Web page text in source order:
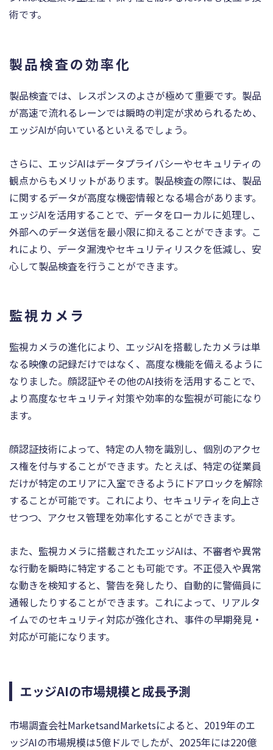
術です。
製品検査の効率化
製品検査では、レスポンスのよさが極めて重要です。製品
が高速で流れるレーンでは瞬時の判定が求められるため、
エッジAIが向いているといえるでしょう。
さらに、エッジAIはデータプライバシーやセキュリティの
観点からもメリットがあります。製品検査の際には、製品
に関するデータが高度な機密情報となる場合があります。
エッジAIを活用することで、データをローカルに処理し、
外部へのデータ送信を最小限に抑えることができます。こ
れにより、データ漏洩やセキュリティリスクを低減し、安
心して製品検査を行うことができます。
監視カメラ
監視カメラの進化により、エッジAIを搭載したカメラは単
なる映像の記録だけではなく、高度な機能を備えるように
なりました。顔認証やその他のAI技術を活用することで、
より高度なセキュリティ対策や効率的な監視が可能になり
ます。
顔認証技術によって、特定の人物を識別し、個別のアクセ
ス権を付与することができます。たとえば、特定の従業員
だけが特定のエリアに入室できるようにドアロックを解除
することが可能です。これにより、セキュリティを向上さ
せつつ、アクセス管理を効率化することができます。
また、監視カメラに搭載されたエッジAIは、不審者や異常
な行動を瞬時に特定することも可能です。不正侵入や異常
な動きを検知すると、警告を発したり、自動的に警備員に
通報したりすることができます。これによって、リアルタ
イムでのセキュリティ対応が強化され、事件の早期発見・
対応が可能になります。
エッジAIの市場規模と成長予測
市場調査会社MarketsandMarketsによると、2019年のエ
ッジAIの市場規模は5億ドルでしたが、2025年には220億